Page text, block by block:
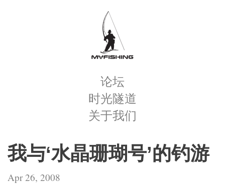
论坛
时光隧道
关于我们
我与‘水晶珊瑚号’的钓游
Apr 26, 2008